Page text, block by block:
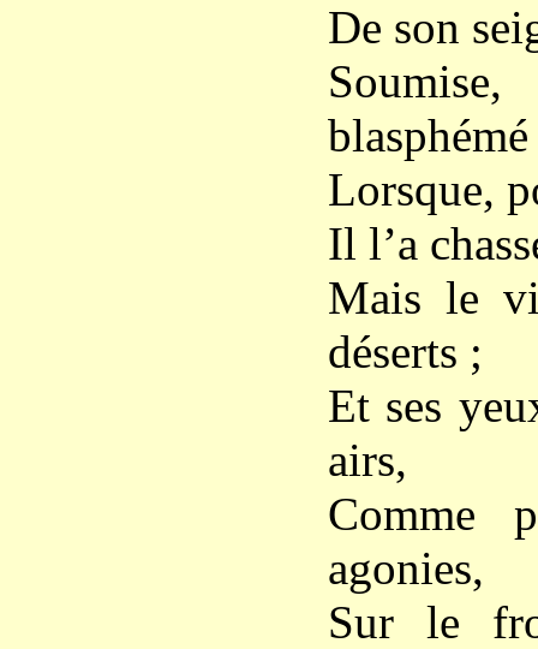
De son
blasphémé
Lorsque,
Il l’a
Mais le
déserts ;
Et ses
airs,
Comme
agonies,
Sur le